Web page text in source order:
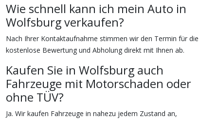
Wie schnell kann ich mein Auto in
Wolfsburg verkaufen?
Nach Ihrer Kontaktaufnahme stimmen wir den Termin für die
kostenlose Bewertung und Abholung direkt mit Ihnen ab.
Kaufen Sie in Wolfsburg auch
Fahrzeuge mit Motorschaden oder
ohne TÜV?
Ja. Wir kaufen Fahrzeuge in nahezu jedem Zustand an,